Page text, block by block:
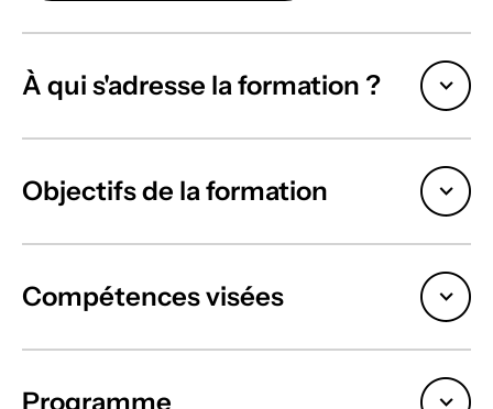
À qui s'adresse la formation ?
Objectifs de la formation
Compétences visées
Programme